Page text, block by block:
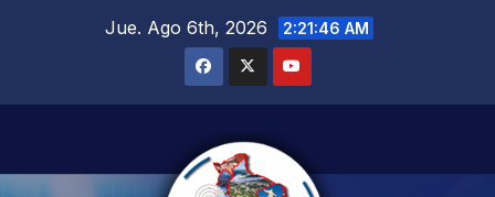
Jue. Ago 6th, 2026 2:21:47 AM